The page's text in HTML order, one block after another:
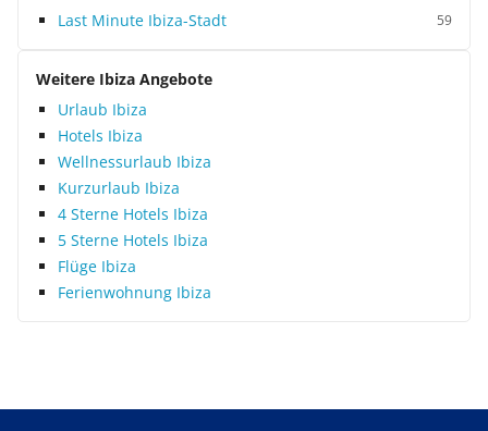
Last Minute Ibiza-Stadt 59
Weitere Ibiza Angebote
Urlaub Ibiza
Hotels Ibiza
Wellnessurlaub Ibiza
Kurzurlaub Ibiza
4 Sterne Hotels Ibiza
5 Sterne Hotels Ibiza
Flüge Ibiza
Ferienwohnung Ibiza